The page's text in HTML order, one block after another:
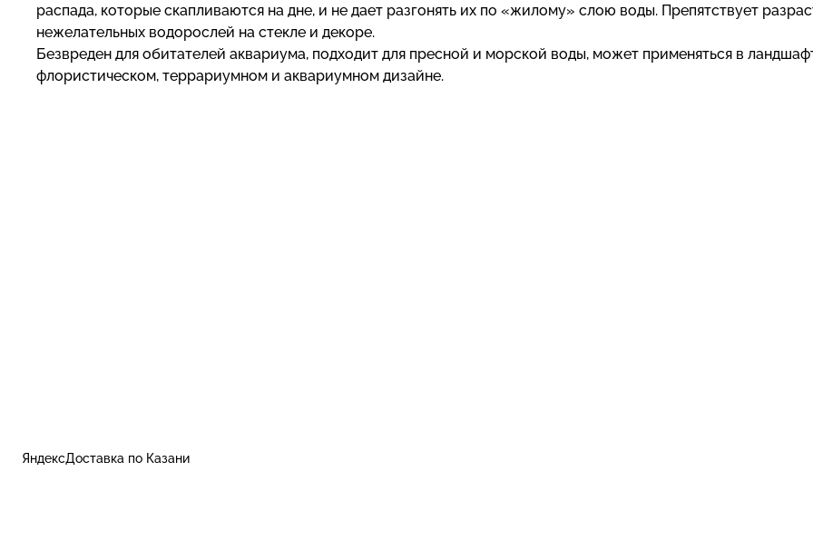
распада, которые скапливаются на дне, и не дает разгонять их по «жилому» слою воды. Препятствует
нежелательных водорослей на стекле и декоре.
Безвреден для обитателей аквариума, подходит для пресной и морской воды, может применяться в
флористическом, террариумном и аквариумном дизайне.
ЯндексДоставка по Казани